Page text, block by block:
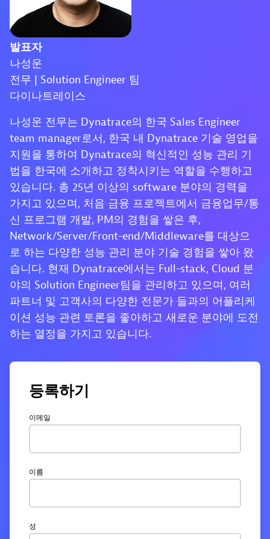
발표자
나성운
전무 | Solution Engineer 팀
다이나트레이스
나성운 전무는 Dynatrace의 한국 Sales Engineer
team manager로서, 한국 내 Dynatrace 기술 영업을
지원을 통하여 Dynatrace의 혁신적인 성능 관리 기
법을 한국에 소개하고 정착시키는 역할을 수행하고
있습니다. 총 25년 이상의 software 분야의 경력을
가지고 있으며, 처음 금융 프로젝트에서 금융업무/통
신 프로그램 개발, PM의 경험을 쌓은 후,
Network/Server/Front-end/Middleware를 대상으
로 하는 다양한 성능 관리 분야 기술 경험을 쌓아 왔
습니다. 현재 Dynatrace에서는 Full-stack, Cloud 분
야의 Solution Engineer팀을 관리하고 있으며, 여러
파트너 및 고객사의 다양한 전문가 들과의 어플리케
이션 성능 관련 토론을 좋아하고 새로운 분야에 도전
하는 열정을 가지고 있습니다.
등록하기
이메일
이름
성